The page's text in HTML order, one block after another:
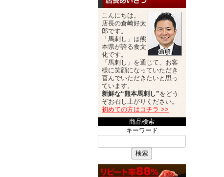
こんにちは。
店長の倉崎好太
郎です。
「馬刺し」は熊
本県が誇る食文
化です。
「馬刺し」を通じて、お客
様に笑顔になっていただき
喜んでいただきたいと思っ
ています。
新鮮な“熊本馬刺し”をどう
ぞお召し上がりください。
初めての方はコチラ >>
商品検索
キーワード
検索